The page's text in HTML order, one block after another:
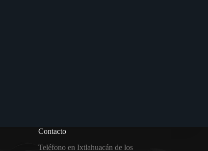
Contacto
Teléfono en Ixtlahuacán de los